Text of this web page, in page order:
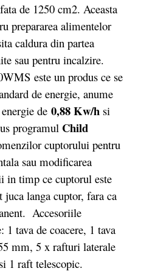
de 1250 cm2. Aceasta
prepararea alimentelor
caldura din partea
sau pentru incalzire.
este un produs ce se
de energie, anume
de 0,88 Kw/h si
programul Child
cuptorului pentru
sau modificarea
in timp ce cuptorul este
langa cuptor, fara ca
Accesoriile
tava de coacere, 1 tava
mm, 5 x rafturi laterale
1 raft telescopic.